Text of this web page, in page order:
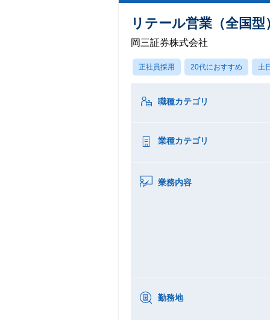
リテール営業（全国
岡三証券株式会社
正社員採用 20代におすすめ 土
職種カテゴリ
業種カテゴリ
業務内容
勤務地